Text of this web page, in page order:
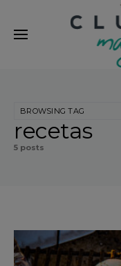
BROWSING TAG
recetas
5 posts